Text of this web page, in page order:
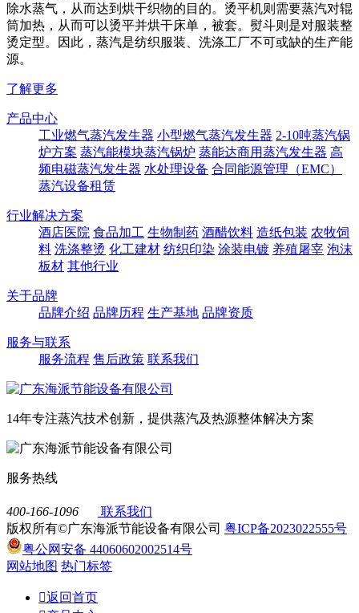
除水蒸气，从而达到烘干织物的目的。烫平机则需要蒸汽对辊
筒加热，从而可以烫平并烘干床单，被套。熨斗则是对服装整
烫定型。因此，蒸汽是纺织服装、洗涤工厂不可或缺的生产能
源。
了解更多
产品中心
工业燃气蒸汽发生器 小型燃气蒸汽发生器 2-10吨蒸汽锅
炉方案 蒸汽能模块蒸汽锅炉 蒸能达商用蒸汽发生器 高
频电磁蒸汽发生器 水处理设备 合同能源管理（EMC）
蒸汽设备租赁
行业解决方案
酒店医院 食品加工 生物制药 酒醋饮料 造纸包装 农牧饲
料 洗涤整烫 化工建材 纺织印染 涂装电镀 养殖屠宰 泡沫
板材 其他行业
关于品牌
品牌介绍 品牌历程 生产基地 品牌资质
服务与联系
服务流程 售后政策 联系我们
14年专注蒸汽技术创新，提供蒸汽及热源整体解决方案
服务热线
400-166-1096
联系我们
版权所有©广东海派节能设备有限公司 粤ICP备2023022555号
粤公网安备 44060602002514号
网站地图 热门标签
返回首页